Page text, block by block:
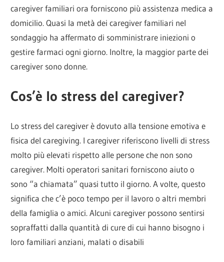
caregiver familiari ora forniscono più assistenza medica a
domicilio. Quasi la metà dei caregiver familiari nel
sondaggio ha affermato di somministrare iniezioni o
gestire farmaci ogni giorno. Inoltre, la maggior parte dei
caregiver sono donne.
Cos’è lo stress del caregiver?
Lo stress del caregiver è dovuto alla tensione emotiva e
fisica del caregiving. I caregiver riferiscono livelli di stress
molto più elevati rispetto alle persone che non sono
caregiver. Molti operatori sanitari forniscono aiuto o
sono “a chiamata” quasi tutto il giorno. A volte, questo
significa che c’è poco tempo per il lavoro o altri membri
della famiglia o amici. Alcuni caregiver possono sentirsi
sopraffatti dalla quantità di cure di cui hanno bisogno i
loro familiari anziani, malati o disabili